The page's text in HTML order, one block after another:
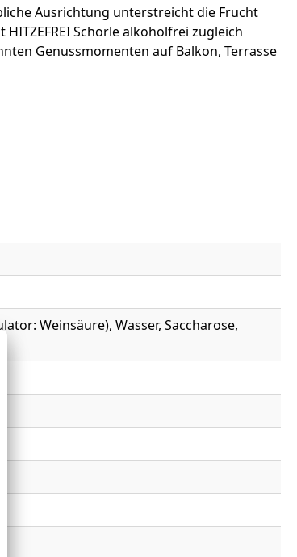
Ausrichtung unterstreicht die Frucht
Schorle alkoholfrei zugleich
Genussmomenten auf Balkon, Terrasse
Weinsäure), Wasser, Saccharose,